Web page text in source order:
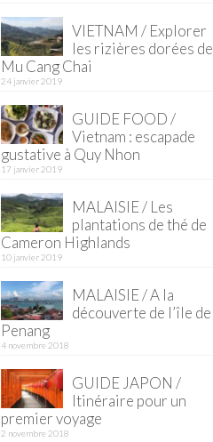
VIETNAM / Explorer
les rizières dorées de
Mu Cang Chai
24 janvier 2019
GUIDE FOOD /
Vietnam : escapade
gustative à Quy Nhon
17 janvier 2019
MALAISIE / Les
plantations de thé de
Cameron Highlands
10 janvier 2019
MALAISIE / A la
découverte de l’île de
Penang
4 novembre 2018
GUIDE JAPON /
Itinéraire pour un
premier voyage
2 novembre 2018